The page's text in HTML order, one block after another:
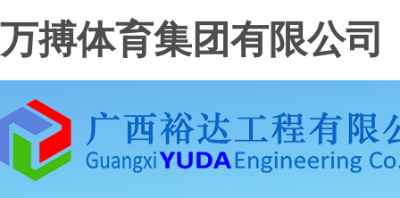
万搏体育集团有限公司